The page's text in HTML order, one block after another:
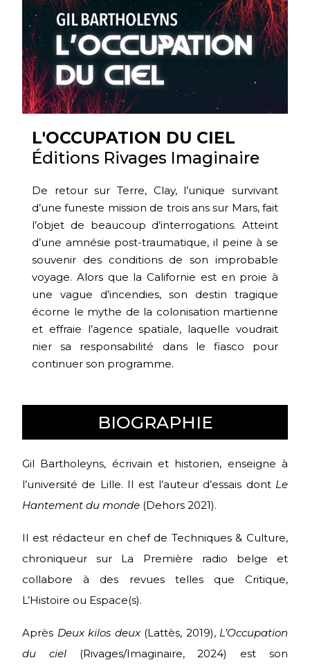
L'OCCUPATION DU CIEL
Éditions Rivages Imaginaire
De retour sur Terre, Clay, l’unique survivant
d’une funeste mission de trois ans sur Mars, fait
l’objet de beaucoup d’interrogations. Atteint
d’une amnésie post-traumatique, il peine à se
souvenir des conditions de son improbable
voyage. Alors que la Californie est en proie à
une vague d’incendies, son destin tragique
écorne le mythe de la colonisation martienne
et effraie l’agence spatiale, laquelle voudrait
nier sa responsabilité dans le fiasco pour
continuer son programme.
BIOGRAPHIE
Gil Bartholeyns, écrivain et historien, enseigne à
l’université de Lille. Il est l’auteur d’essais dont Le
Hantement du monde (Dehors 2021).
Il est rédacteur en chef de Techniques & Culture,
chroniqueur sur La Première radio belge et
collabore à des revues telles que Critique,
L’Histoire ou Espace(s).
Après Deux kilos deux(Lattès, 2019), L’Occupation
du ciel(Rivages/Imaginaire, 2024) est son